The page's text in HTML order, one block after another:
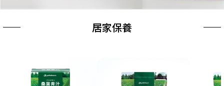
居家保養